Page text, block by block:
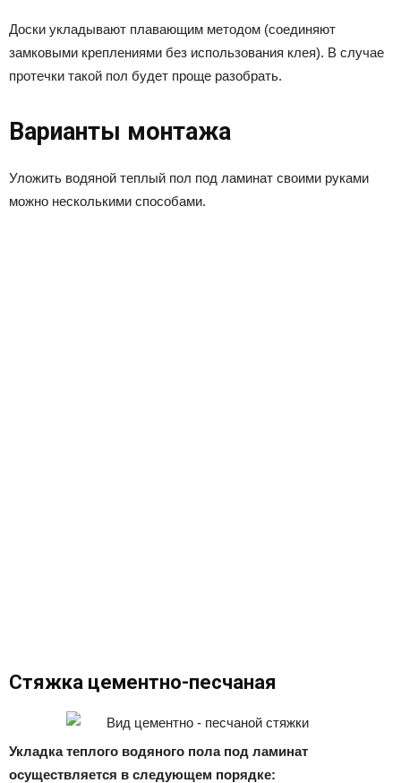
Доски укладывают плавающим методом (соединяют
замковыми креплениями без использования клея). В случае
протечки такой пол будет проще разобрать.
Варианты монтажа
Уложить водяной теплый пол под ламинат своими руками
можно несколькими способами.
Стяжка цементно-песчаная
Укладка теплого водяного пола под ламинат
осуществляется в следующем порядке: